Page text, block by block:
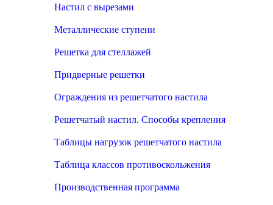
Настил с вырезами
Металлические ступени
Решетка для стеллажей
Придверные решетки
Ограждения из решетчатого настила
Решетчатый настил. Способы крепления
Таблицы нагрузок решетчатого настила
Таблица классов противоскольжения
Производственная программа